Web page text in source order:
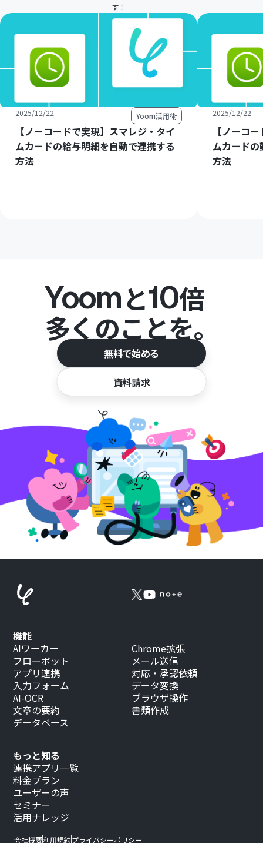
す！
2025/12/22 Yoom活用術
【ノーコードで実現】スマレジ・タイ
ムカードの給与明細を自動で連携する
方法
2025/12/22
【ノーコ
ムカード
方法
Yoomと10倍
多くのことを。
無料で始める
資料請求
もっと知る
連携アプリ一覧
料金プラン
ユーザーの声
セミナー
活用ナレッジ
機能
AIワーカー
フローボット
アプリ連携
入力フォーム
AI-OCR
文章の要約
データベース
Chrome拡張
メール送信
対応・承認依頼
データ変換
ブラウザ操作
書類作成
会社概要利用規約プライバシーポリシー